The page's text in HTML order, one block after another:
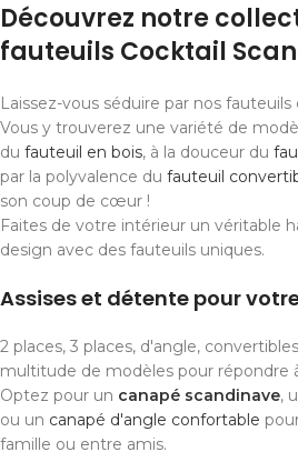
Découvrez notre
fauteuils Cocktail
Laissez-vous séduire par nos fauteuils
Vous y trouverez une variété de
du fauteuil en bois, à la douceur du
par la polyvalence du fauteuil
son coup de cœur !
Faites de votre intérieur un véritable
design avec des fauteuils uniques.
Assises et détente pour
2 places, 3 places, d'angle,
multitude de modèles pour répondre
Optez pour un canapé scandinave,
ou un canapé d'angle confortable
famille ou entre amis.